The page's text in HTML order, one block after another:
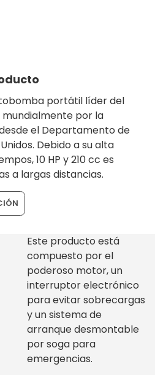
portátil líder del
por la
el Departamento de
Debido a su alta
10 HP y 210 cc es
a largas distancias.
Este producto está
compuesto por el
poderoso motor, un
interruptor electrónico
para evitar sobrecargas
y un sistema de
arranque desmontable
por soga para
emergencias.